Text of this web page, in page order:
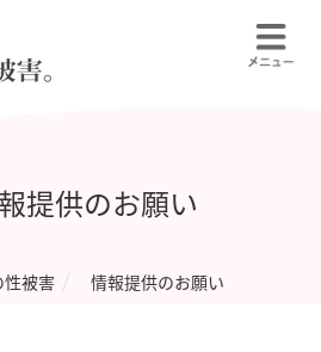
提供のお願い
性被害 情報提供のお願い